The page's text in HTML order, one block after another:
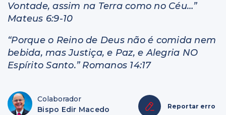
Vontade, assim na Terra como no Céu…”
Mateus 6:9-10
“Porque o Reino de Deus não é comida nem
bebida, mas Justiça, e Paz, e Alegria NO
Espírito Santo.” Romanos 14:17
Colaborador
Bispo Edir Macedo
Reportar erro